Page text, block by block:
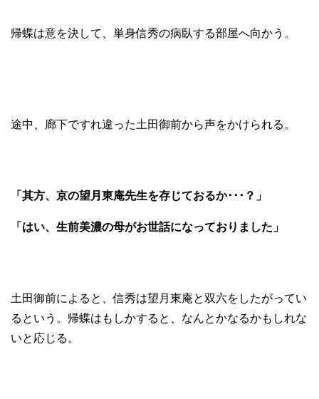
帰蝶は意を決して、単身信秀の病臥する部屋へ向かう。
途中、廊下ですれ違った土田御前から声をかけられる。
「其方、京の望月東庵先生を存じておるか･･･？」
「はい、生前美濃の母がお世話になっておりました」
土田御前によると、信秀は望月東庵と双六をしたがってい
るという。帰蝶はもしかすると、なんとかなるかもしれな
いと応じる。